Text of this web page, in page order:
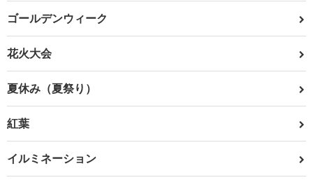
ゴールデンウィーク
花火大会
夏休み（夏祭り）
紅葉
イルミネーション